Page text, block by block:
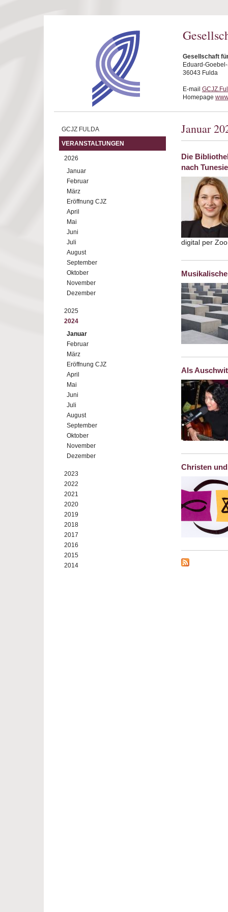
Gesellschaft
Eduard-
36043 Fulda
E-mail
Homepage
GCJZ FULDA
VERANSTALTUNGEN
2026
Januar
Februar
März
Eröffnung CJZ
April
Mai
Juni
Juli
August
September
Oktober
November
Dezember
2025
2024
Januar
Februar
März
Eröffnung CJZ
April
Mai
Juni
Juli
August
September
Oktober
November
Dezember
2023
2022
2021
2020
2019
2018
2017
2016
2015
2014
Januar
Die
nach
digital per
Als
Christen